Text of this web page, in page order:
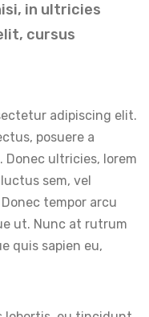
in ultricies
cursus
adipiscing elit.
posuere a
ultricies, lorem
sem, vel
tempor arcu
ut. Nunc at rutrum
quis sapien eu,